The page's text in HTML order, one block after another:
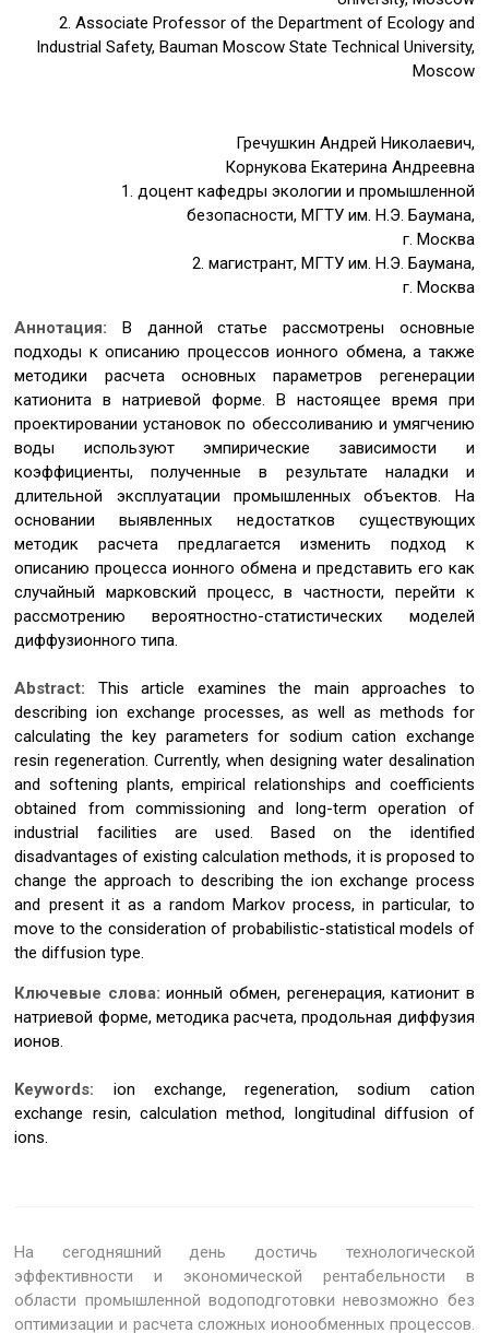
2. Associate Professor of the Department of Ecology and
Industrial Safety, Bauman Moscow State Technical University,
Moscow
Гречушкин Андрей Николаевич,
Корнукова Екатерина Андреевна
1. доцент кафедры экологии и промышленной
безопасности, МГТУ им. Н.Э. Баумана,
г. Москва
2. магистрант, МГТУ им. Н.Э. Баумана,
г. Москва
Аннотация:В данной статье рассмотрены основные
подходы к описанию процессов ионного обмена, а также
методики расчета основных параметров регенерации
катионита в натриевой форме. В настоящее время при
проектировании установок по обессоливанию и умягчению
воды используют эмпирические зависимости и
коэффициенты, полученные в результате наладки и
длительной эксплуатации промышленных объектов. На
основании выявленных недостатков существующих
методик расчета предлагается изменить подход к
описанию процесса ионного обмена и представить его как
случайный марковский процесс, в частности, перейти к
рассмотрению вероятностно-статистических моделей
диффузионного типа.
Abstract: This article examines the main approaches to
describing ion exchange processes, as well as methods for
calculating the key parameters for sodium cation exchange
resin regeneration. Currently, when designing water desalination
and softening plants, empirical relationships and coefficients
obtained from commissioning and long-term operation of
industrial facilities are used. Based on the identified
disadvantages of existing calculation methods, it is proposed to
change the approach to describing the ion exchange process
and present it as a random Markov process, in particular, to
move to the consideration of probabilistic-statistical models of
the diffusion type.
Ключевые слова:ионный обмен, регенерация, катионит в
натриевой форме, методика расчета, продольная диффузия
ионов.
Keywords: ion exchange, regeneration, sodium cation
exchange resin, calculation method, longitudinal diffusion of
ions.
На сегодняшний день достичь технологической
эффективности и экономической рентабельности в
области промышленной водоподготовки невозможно без
оптимизации и расчета сложных ионообменных процессов.